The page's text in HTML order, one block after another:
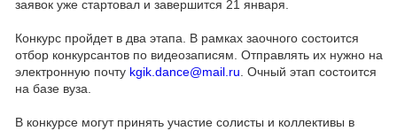
заявок уже стартовал и завершится 21 января.
Конкурс пройдет в два этапа. В рамках заочного состоится
отбор конкурсантов по видеозаписям. Отправлять их нужно на
электронную почту kgik.dance@mail.ru. Очный этап состоится
на базе вуза.
В конкурсе могут принять участие солисты и коллективы в